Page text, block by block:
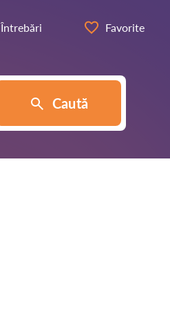
Întrebări Favorite
Caută